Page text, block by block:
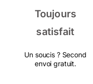
Toujours
satisfait
Un soucis ? Second
envoi gratuit.